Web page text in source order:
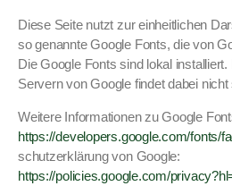
Diese Seite nutzt zur ein­heitlichen
so genan­nte Google Fonts, die von
Die Google Fonts sind lokal
Servern von Google find­et dabei nicht
Weit­ere Infor­ma­tio­nen zu Google
https://developers.google.com/fonts/
schutzerk­lärung von Google:
https://policies.google.com/